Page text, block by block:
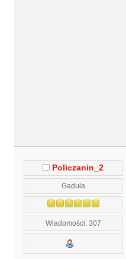
Policzanin_2
Gaduła
Wiadomości: 307